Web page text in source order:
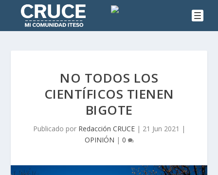
NO TODOS LOS
CIENTÍFICOS TIENEN
BIGOTE
Publicado por Redacción CRUCE| 21 Jun 2021 |
OPINIÓN | 0